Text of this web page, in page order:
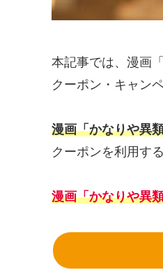
本記事では、漫画
クーポン・キャン
漫画「かなりや異
クーポンを利用す
漫画「かなりや異